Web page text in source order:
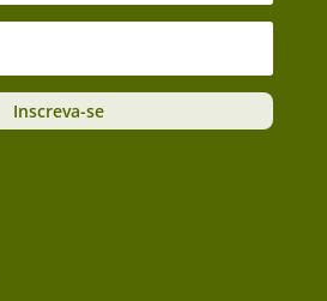
Inscreva-se